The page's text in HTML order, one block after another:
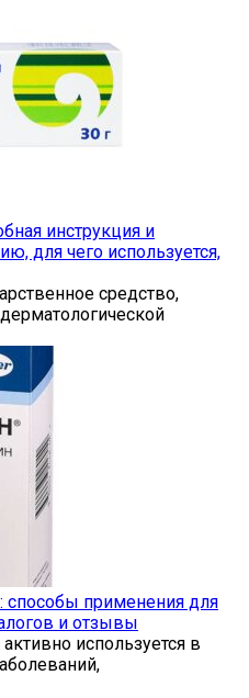
инструкция и
для чего используется,
средство,
способы применения для
и отзывы
используется в